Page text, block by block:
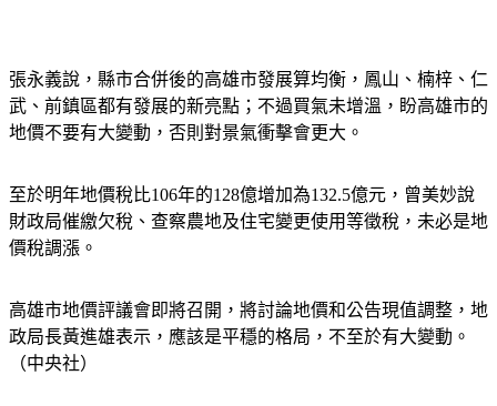
張永義說，縣市合併後的高雄市發展算均衡，鳳山、楠梓、仁
武、前鎮區都有發展的新亮點；不過買氣未增溫，盼高雄市的
地價不要有大變動，否則對景氣衝擊會更大。
至於明年地價稅比106年的128億增加為132.5億元，曾美妙說
財政局催繳欠稅、查察農地及住宅變更使用等徵稅，未必是地
價稅調漲。
高雄市地價評議會即將召開，將討論地價和公告現值調整，地
政局長黃進雄表示，應該是平穩的格局，不至於有大變動。
（中央社）